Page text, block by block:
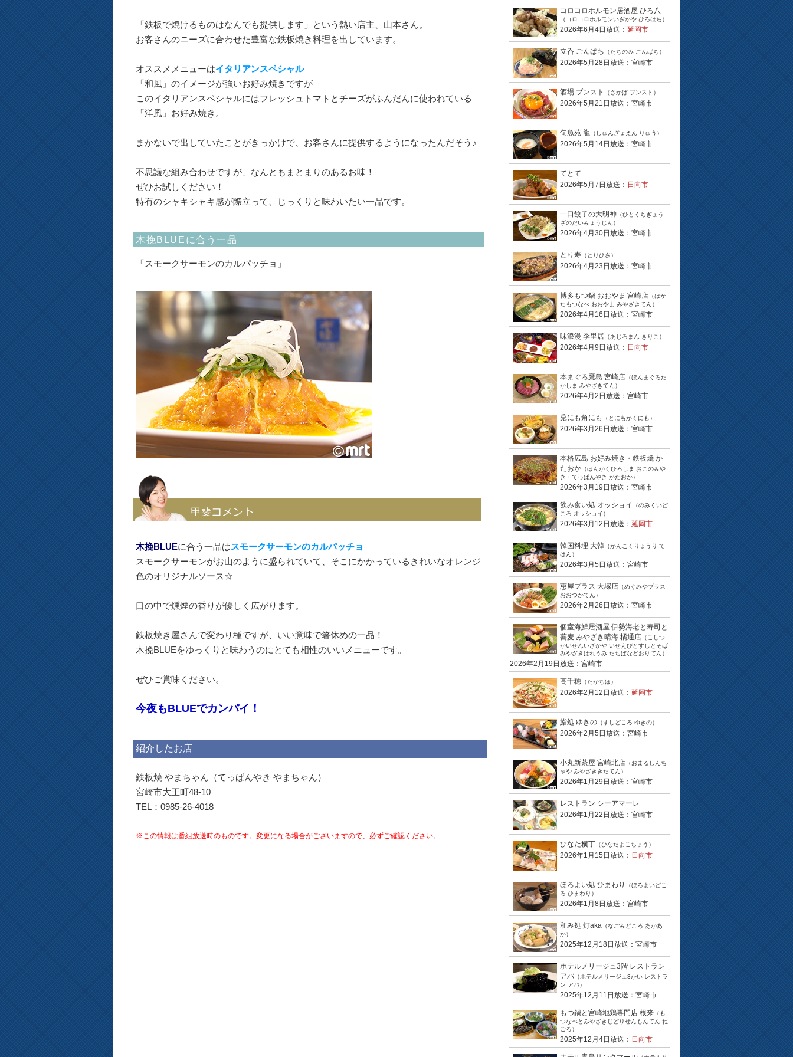
「鉄板で焼けるものはなんでも提供します」という熱い店主、山本さん。
お客さんのニーズに合わせた豊富な鉄板焼き料理を出しています。
オススメメニューはイタリアンスペシャル
「和風」のイメージが強いお好み焼きですが
このイタリアンスペシャルにはフレッシュトマトとチーズがふんだんに使われている
「洋風」お好み焼き。
まかないで出していたことがきっかけで、お客さんに提供するようになったんだそう♪
不思議な組み合わせですが、なんともまとまりのあるお味！
ぜひお試しください！
特有のシャキシャキ感が際立って、じっくりと味わいたい一品です。
木挽BLUEに合う一品
「スモークサーモンのカルパッチョ」
木挽BLUEに合う一品はスモークサーモンのカルパッチョ
スモークサーモンがお山のように盛られていて、そこにかかっているきれいなオレンジ
色のオリジナルソース☆
口の中で燻煙の香りが優しく広がります。
鉄板焼き屋さんで変わり種ですが、いい意味で箸休めの一品！
木挽BLUEをゆっくりと味わうのにとても相性のいいメニューです。
ぜひご賞味ください。
今夜もBLUEでカンパイ！
紹介したお店
鉄板焼 やまちゃん（てっぱんやき やまちゃん）
宮崎市大王町48-10
TEL：0985-26-4018
※この情報は番組放送時のものです。変更になる場合がございますので、必ずご確認ください。
コロコロホルモン居酒屋 ひろ八
（コロコロホルモンいざかや ひろはち）
2026年6月4日放送： 延岡市
立呑 ごんぱち （たちのみ ごんぱち）
2026年5月28日放送：宮崎市
酒場 ブンスト （さかば ブンスト）
2026年5月21日放送：宮崎市
旬魚苑 龍 （しゅんぎょえん りゅう）
2026年5月14日放送：宮崎市
てとて
2026年5月7日放送： 日向市
一口餃子の大明神 （ひとくちぎょう
ざのだいみょうじん）
2026年4月30日放送：宮崎市
とり寿 （とりひさ）
2026年4月23日放送：宮崎市
博多もつ鍋 おおやま 宮崎店 （はか
たもつなべ おおやま みやざきてん）
2026年4月16日放送：宮崎市
味浪漫 季里居 （あじろまん きりこ）
2026年4月9日放送： 日向市
本まぐろ鷹島 宮崎店 （ほんまぐろた
かしま みやざきてん）
2026年4月2日放送：宮崎市
兎にも角にも （とにもかくにも）
2026年3月26日放送：宮崎市
本格広島 お好み焼き・鉄板焼 か
たおか （ほんかくひろしま おこのみや
き・てっぱんやき かたおか）
2026年3月19日放送：宮崎市
飲み食い処 オッショイ
（のみくいど
ころ オッショイ）
2026年3月12日放送： 延岡市
韓国料理 大韓 （かんこくりょうり て
はん）
2026年3月5日放送：宮崎市
恵屋プラス 大塚店 （めぐみやプラス
おおつかてん）
2026年2月26日放送：宮崎市
個室海鮮居酒屋 伊勢海老と寿司と
蕎麦 みやざき晴海 橘通店 （こしつ
かいせんいざかや いせえびとすしとそば
みやざきはれうみ たちばなどおりてん）
2026年2月19日放送：宮崎市
高千穂 （たかちほ）
2026年2月12日放送： 延岡市
鮨処 ゆきの （すしどころ ゆきの）
2026年2月5日放送：宮崎市
小丸新茶屋 宮崎北店 （おまるしんち
ゃや みやざききたてん）
2026年1月29日放送：宮崎市
レストラン シーアマーレ
2026年1月22日放送：宮崎市
ひなた横丁 （ひなたよこちょう）
2026年1月15日放送： 日向市
ほろよい処 ひまわり
（ほろよいどこ
ろ ひまわり）
2026年1月8日放送：宮崎市
和み処 灯aka （なごみどころ あかあ
か）
2025年12月18日放送：宮崎市
ホテルメリージュ3階 レストラン
アバ（ホテルメリージュ3かい レストラ
ン アバ）
2025年12月11日放送：宮崎市
もつ鍋と宮崎地鶏専門店 根来 （も
つなべとみやざきじどりせんもんてん ね
ごろ）
2025年12月4日放送： 日向市